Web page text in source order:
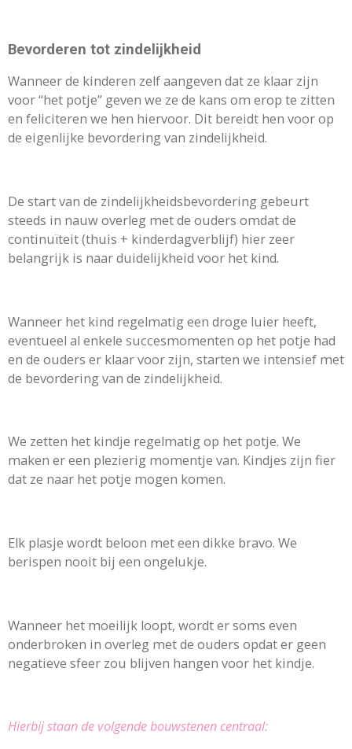
Bevorderen tot zindelijkheid
Wanneer de kinderen zelf aangeven dat ze klaar zijn
voor “het potje” geven we ze de kans om erop te zitten
en feliciteren we hen hiervoor. Dit bereidt hen voor op
de eigenlijke bevordering van zindelijkheid.
De start van de zindelijkheidsbevordering gebeurt
steeds in nauw overleg met de ouders omdat de
continuïteit (thuis + kinderdagverblijf) hier zeer
belangrijk is naar duidelijkheid voor het kind.
Wanneer het kind regelmatig een droge luier heeft,
eventueel al enkele succesmomenten op het potje had
en de ouders er klaar voor zijn, starten we intensief met
de bevordering van de zindelijkheid.
We zetten het kindje regelmatig op het potje. We
maken er een plezierig momentje van. Kindjes zijn fier
dat ze naar het potje mogen komen.
Elk plasje wordt beloon met een dikke bravo. We
berispen nooit bij een ongelukje.
Wanneer het moeilijk loopt, wordt er soms even
onderbroken in overleg met de ouders opdat er geen
negatieve sfeer zou blijven hangen voor het kindje.
Hierbij staan de volgende bouwstenen centraal: